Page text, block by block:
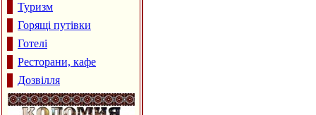
Туризм
Горящі путівки
Готелі
Ресторани, кафе
Дозвілля